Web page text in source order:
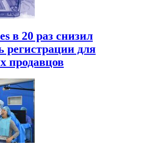
в 20 раз снизил
регистрации для
продавцов